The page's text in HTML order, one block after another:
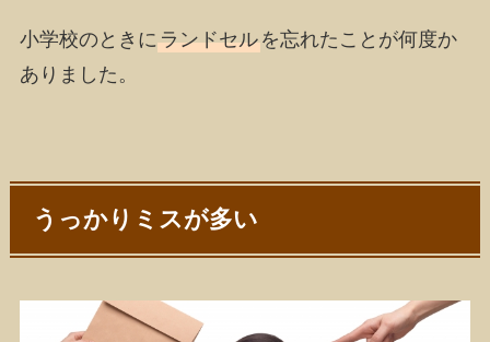
小学校のときにランドセルを忘れたことが何度か
ありました。
うっかりミスが多い